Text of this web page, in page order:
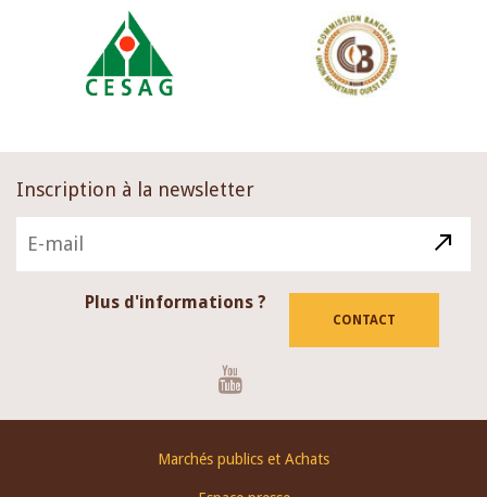
Inscription à la newsletter
Plus d'informations ?
CONTACT
Marchés publics et Achats